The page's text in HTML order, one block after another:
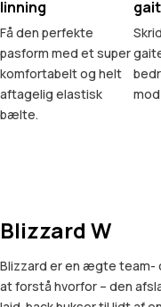
linning
Få den perfekte
pasform med et super
komfortabelt og helt
aftagelig elastisk
bælte.
Blizzard W
Blizzard er en ægte team-
at forstå hvorfor – den